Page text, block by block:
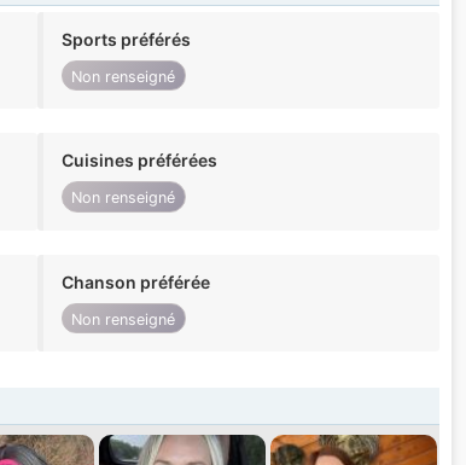
Sports préférés
Non renseigné
Cuisines préférées
Non renseigné
Chanson préférée
Non renseigné